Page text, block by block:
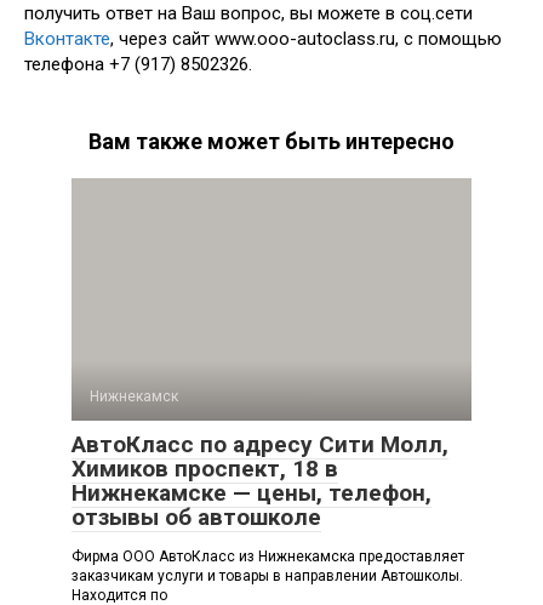
получить ответ на Ваш вопрос, вы можете в соц.сети
Вконтакте, через сайт www.ooo-autoclass.ru, с помощью
телефона +7 (917) 8502326.
Вам также может быть интересно
Нижнекамск
АвтоКласс по адресу Сити Молл,
Химиков проспект, 18 в
Нижнекамске — цены, телефон,
отзывы об автошколе
Фирма ООО АвтоКласс из Нижнекамска предоставляет
заказчикам услуги и товары в направлении Автошколы.
Находится по